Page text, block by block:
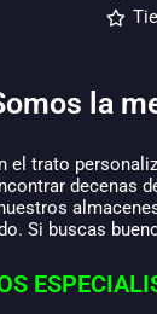
la
trato
decenas
Si buscas